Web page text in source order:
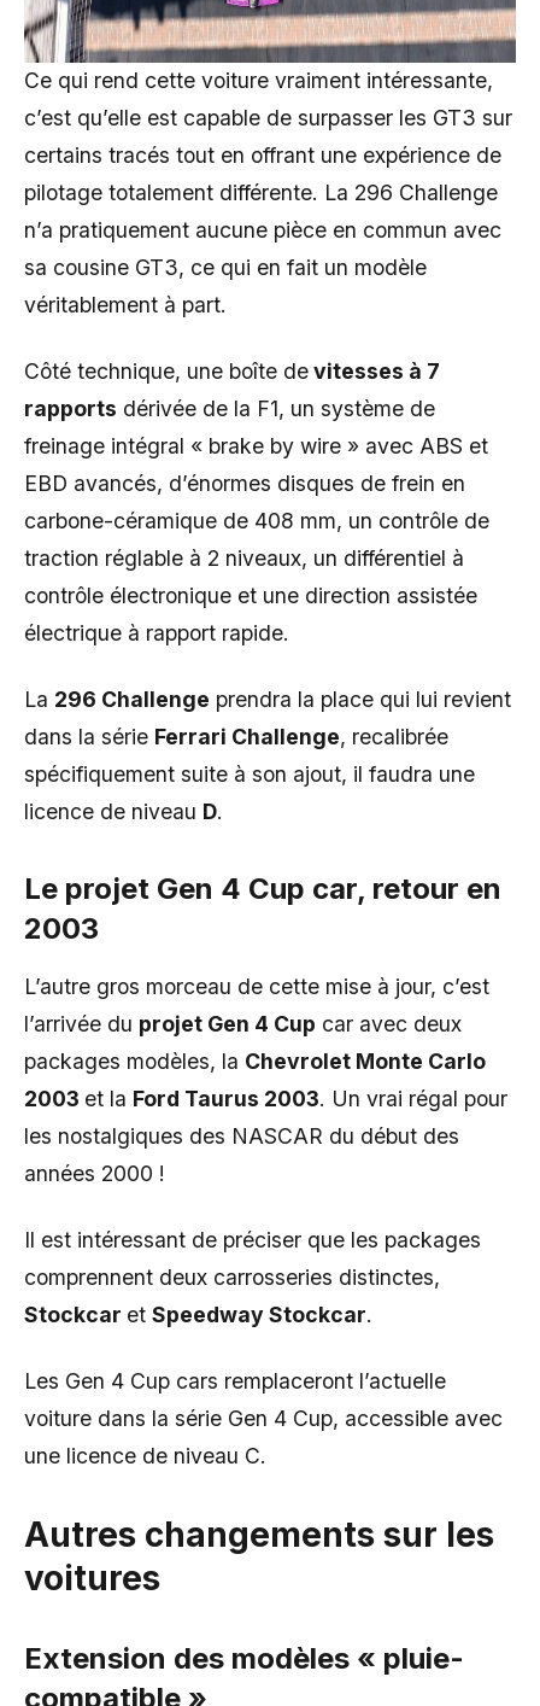
Ce qui rend cette voiture vraiment intéressante,
c’est qu’elle est capable de surpasser les GT3 sur
certains tracés tout en offrant une expérience de
pilotage totalement différente. La 296 Challenge
n’a pratiquement aucune pièce en commun avec
sa cousine GT3, ce qui en fait un modèle
véritablement à part.
Côté technique, une boîte devitesses à 7
rapports dérivée de la F1, un système de
freinage intégral « brake by wire » avec ABS et
EBD avancés, d’énormes disques de frein en
carbone-céramique de 408 mm, un contrôle de
traction réglable à 2 niveaux, un différentiel à
contrôle électronique et une direction assistée
électrique à rapport rapide.
La 296 Challenge prendra la place qui lui revient
dans la série Ferrari Challenge, recalibrée
spécifiquement suite à son ajout, il faudra une
licence de niveau D.
Le projet Gen 4 Cup car, retour en
2003
L’autre gros morceau de cette mise à jour, c’est
l’arrivée du projet Gen 4 Cup car avec deux
packages modèles, la Chevrolet Monte Carlo
2003 et la Ford Taurus 2003. Un vrai régal pour
les nostalgiques des NASCAR du début des
années 2000 !
Il est intéressant de préciser que les packages
comprennent deux carrosseries distinctes,
Stockcar et Speedway Stockcar.
Les Gen 4 Cup cars remplaceront l’actuelle
voiture dans la série Gen 4 Cup, accessible avec
une licence de niveau C.
Autres changements sur les
voitures
Extension des modèles « pluie-
compatible »